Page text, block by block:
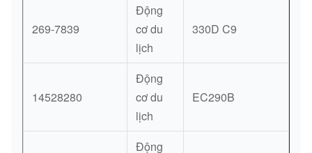
269-7839
Động
cơ du
lịch
330D C9
14528280
Động
cơ du
lịch
EC290B
Động